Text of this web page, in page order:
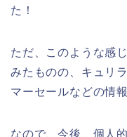
た！
ただ、このような感
みたものの、キュリ
マーセールなどの情
なので、今後、個人